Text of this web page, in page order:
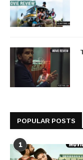
POPULAR POSTS
1